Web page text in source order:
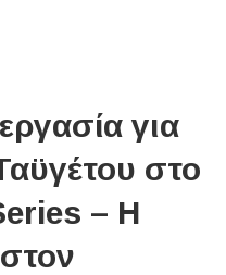
για
στο
– Η